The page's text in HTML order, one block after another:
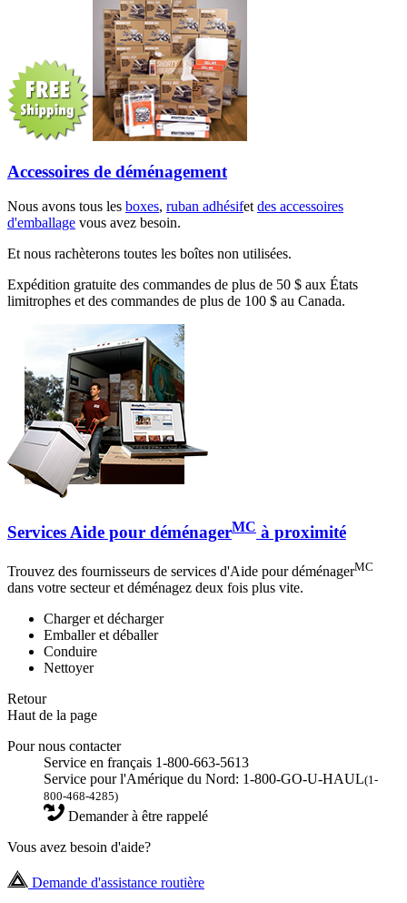
Accessoires de déménagement
Nous avons tous les boxes, ruban adhésifet des accessoires
d'emballage vous avez besoin.
Et nous rachèterons toutes les boîtes non utilisées.
Expédition gratuite des commandes de plus de 50 $ aux États
limitrophes et des commandes de plus de 100 $ au Canada.
Services Aide pour déménagerMC à proximité
Trouvez des fournisseurs de services d'Aide pour déménagerMC
dans votre secteur et déménagez deux fois plus vite.
Charger et décharger
Emballer et déballer
Conduire
Nettoyer
Retour
Haut de la page
Pour nous contacter
Service en français 1-800-663-5613
Service pour l'Amérique du Nord: 1-800-GO-U-HAUL(1-
800-468-4285)
Demander à être rappelé
Vous avez besoin d'aide?
Demande d'assistance routière